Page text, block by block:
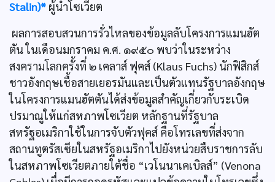
Stalin)* ผู้นำโซเวียต
ผลการสอบสวนการรั่วไหลของข้อมูลลับโครงการแมนฮัต
ตัน ในเดือนมกราคม ค.ศ. ๑๙๕๐ พบว่าในระหว่าง
สงครามโลกครั้งที่ ๒ เคลาส์ ฟุคส์ (Klaus Fuchs) นักฟิสิกส์
ชาวอังกฤษเชื้อสายเยอรมันและเป็นตัวแทนรัฐบาลอังกฤษ
ในโครงการแมนฮัตตันได้ส่งข้อมูลสำคัญเกี่ยวกับระเบิด
ปรมาณูให้แก่สหภาพโซเวียต หลักฐานที่รัฐบาล
สหรัฐอเมริกาใช้ในการจับตัวฟุคส์ คือโทรเลขที่ส่งจาก
สถานทูตรัสเซียในสหรัฐอเมริกาไปยังหน่วยสืบราชการลับ
ในสหภาพโซเวียตภายใต้ชื่อ “เวโนนาเคเบิลส์” (Venona